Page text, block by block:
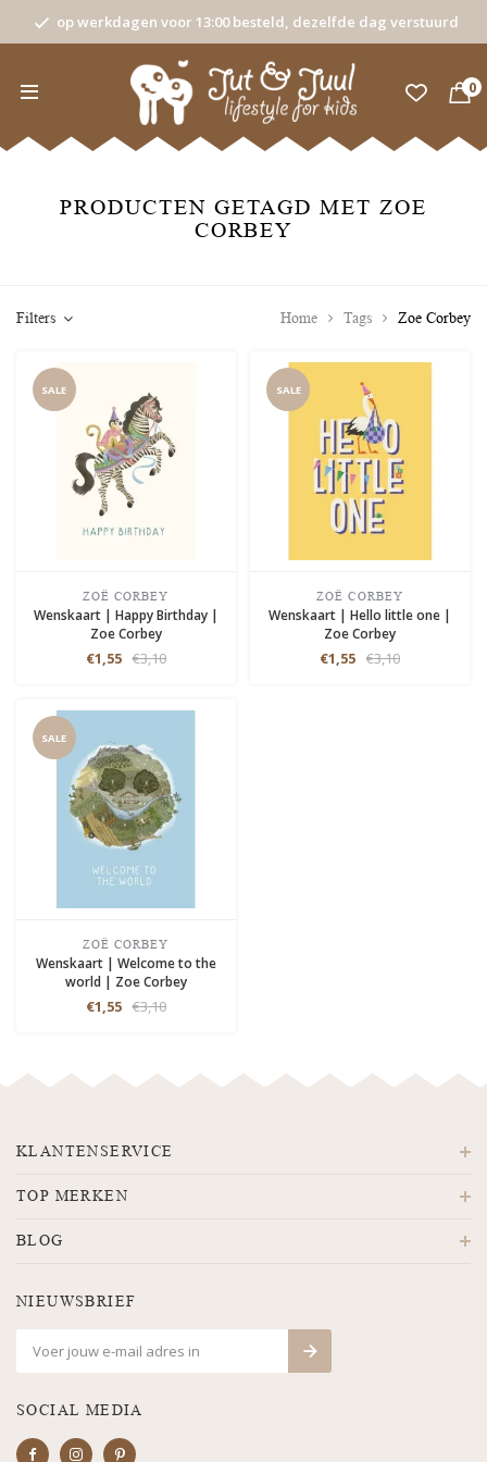
op werkdagen voor 13:00 besteld, dezelfde dag verstuurd
0
PRODUCTEN GETAGD MET ZOE
CORBEY
Filters Home Tags Zoe Corbey
SALE
ZOË CORBEY
Wenskaart | Happy Birthday |
Zoe Corbey
€1,55 €3,10
SALE
ZOË CORBEY
Wenskaart | Hello little one |
Zoe Corbey
€1,55 €3,10
SALE
ZOË CORBEY
Wenskaart | Welcome to the
world | Zoe Corbey
€1,55 €3,10
KLANTENSERVICE
TOP MERKEN
BLOG
NIEUWSBRIEF
SOCIAL MEDIA